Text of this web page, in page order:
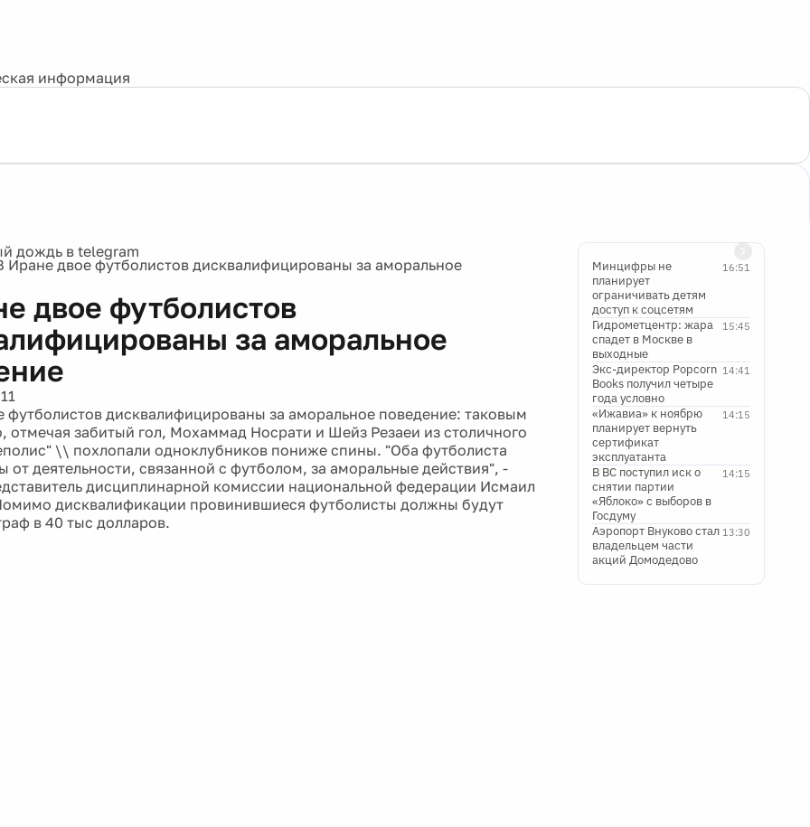
информация
Иране двое футболистов дисквалифицированы за аморальное
двое футболистов
за аморальное
футболистов дисквалифицированы за аморальное поведение: таковым
отмечая забитый гол, Мохаммад Носрати и Шейз Резаеи из столичного
\\ похлопали одноклубников пониже спины. "Оба футболиста
от деятельности, связанной с футболом, за аморальные действия", -
дисциплинарной комиссии национальной федерации Исмаил
дисквалификации провинившиеся футболисты должны будут
в 40 тыс долларов.
16:51
Минцифры не
планирует
ограничивать детям
доступ к соцсетям
15:45
Гидрометцентр: жара
спадет в Москве в
выходные
14:41
Экс-директор Popcorn
Books получил четыре
года условно
14:15
«Ижавиа» к ноябрю
планирует вернуть
сертификат
эксплуатанта
14:15
В ВС поступил иск о
снятии партии
«Яблоко» с выборов в
Госдуму
13:30
Аэропорт Внуково стал
владельцем части
акций Домодедово